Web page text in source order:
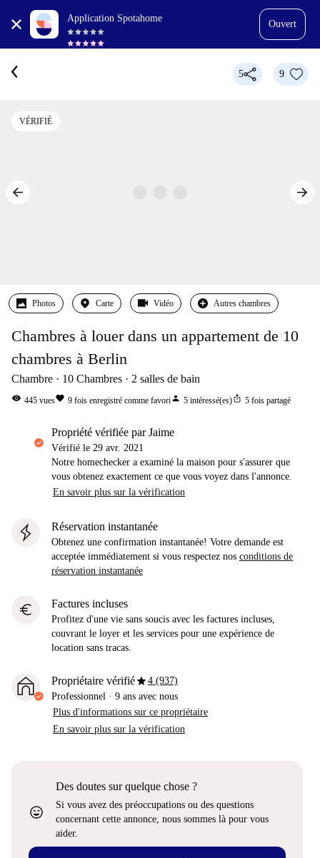
Application Spotahome
Ouvert
5 9
VÉRIFIÉ
Photos Carte Vidéo Autres chambres
Chambres à louer dans un appartement de 10
chambres à Berlin
Chambre 10 Chambres 2 salles de bain
visibility 445 vuesfavorite 9 fois enregistré comme favoriperson 5 intéressé(es)ios_share 5 fois partagé
propriété vérifiée par Jaime
Vérifié le 29 avr. 2021
Notre homechecker a examiné la maison pour s'assurer que
vous obtenez exactement ce que vous voyez dans l'annonce.
En savoir plus sur la vérification
Réservation instantanée
Obtenez une confirmation instantanée! Votre demande est
acceptée immédiatement si vous respectez nos conditions de
réservation instantanée
euro Factures incluses
Profitez d'une vie sans soucis avec les factures incluses,
couvrant le loyer et les services pour une expérience de
location sans tracas.
Propriétaire vérifiéstar4 (937)
Professionnel · 9 ans avec nous
Plus d'informations sur ce propriétaire
En savoir plus sur la vérification
sentiment_very_satisfied
Des doutes sur quelque chose ?
Si vous avez des préoccupations ou des questions
concernant cette annonce, nous sommes là pour vous
aider.